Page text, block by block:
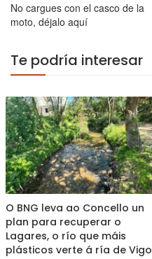
No cargues con el casco de la
moto, déjalo aquí
Te podría interesar
O BNG leva ao Concello un
plan para recuperar o
Lagares, o río que máis
plásticos verte á ría de Vigo